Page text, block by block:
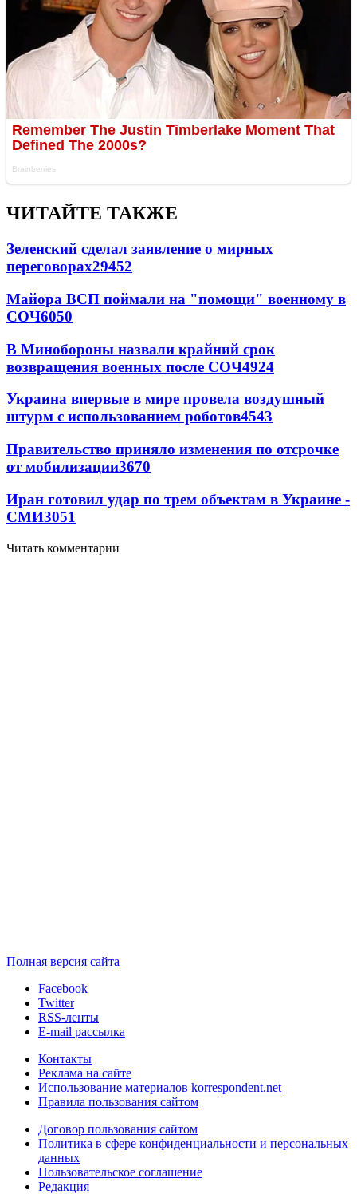
ЧИТАЙТЕ ТАКЖЕ
Зеленский сделал заявление о мирных
переговорах29452
Майора ВСП поймали на "помощи" военному в
СОЧ6050
В Минобороны назвали крайний срок
возвращения военных после СОЧ4924
Украина впервые в мире провела воздушный
штурм с использованием роботов4543
Правительство приняло изменения по отсрочке
от мобилизации3670
Иран готовил удар по трем объектам в Украине -
СМИ3051
Читать комментарии
Полная версия сайта
Facebook
Twitter
RSS-ленты
E-mail рассылка
Контакты
Реклама на сайте
Использование материалов korrespondent.net
Правила пользования сайтом
Договор пользования сайтом
Политика в сфере конфиденциальности и персональных
данных
Пользовательское соглашение
Редакция